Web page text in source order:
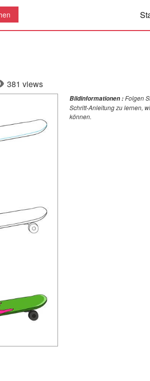
381 views
Bildinformationen :Folgen
Schritt-Anleitung zu lernen,
können.